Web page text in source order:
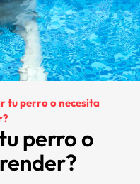
tu perro o necesita
perro o